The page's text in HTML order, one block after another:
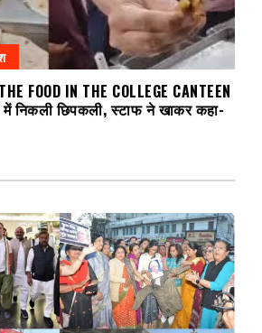
FOOD IN THE COLLEGE CANTEEN
निकली छिपकली, स्टाफ ने खाकर कहा-